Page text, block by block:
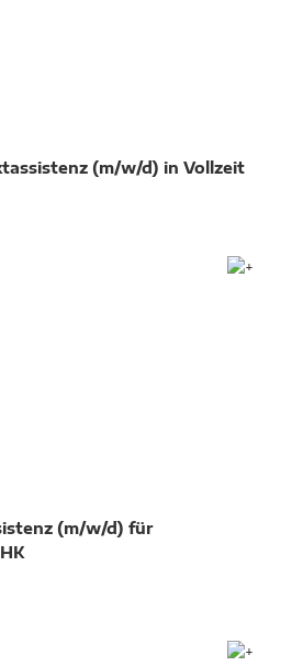
(m/w/d) in Vollzeit
(m/w/d) für